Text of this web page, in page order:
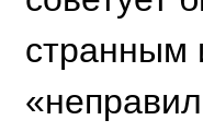
странным